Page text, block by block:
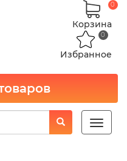
Корзина
0
Избранное
0
Toggle